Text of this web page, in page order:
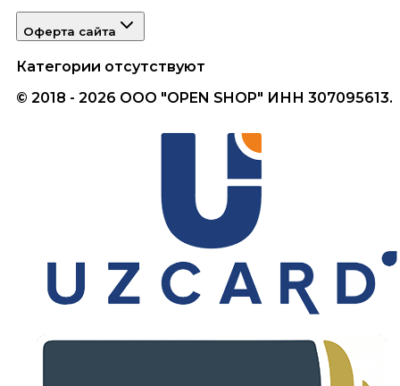
Оферта сайта
Категории отсутствуют
© 2018 - 2026 ООО "OPEN SHOP" ИНН 307095613.